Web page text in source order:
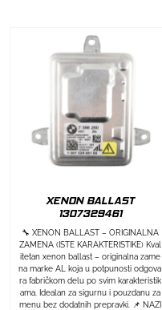
XENON BALLAST
1307329461
🔧 XENON BALLAST – ORIGINALNA
ZAMENA (ISTE KARAKTERISTIKE) Kval
itetan xenon ballast – originalna zame
na marke AL koja u potpunosti odgova
ra fabričkom delu po svim karakteristik
ama. Idealan za sigurnu i pouzdanu za
menu bez dodatnih prepravki. 📌 NAZI